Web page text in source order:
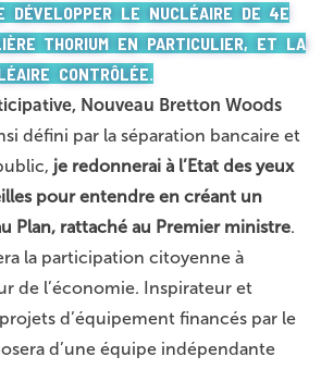
DÉVELOPPER LE NUCLÉAIRE DE 4E
THORIUM EN PARTICULIER, ET LA
CONTRÔLÉE.
Nouveau Bretton Woods
défini par la séparation bancaire et
je redonnerai à l’Etat des yeux
pour entendre en créant un
Plan, rattaché au Premier ministre.
la participation citoyenne à
de l’économie. Inspirateur et
d’équipement financés par le
d’une équipe indépendante